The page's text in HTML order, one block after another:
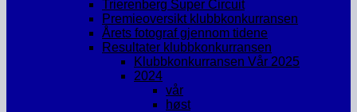
Trierenberg Super Circuit
Premieoversikt klubbkonkurransen
Årets fotograf gjennom tidene
Resultater klubbkonkurransen
Klubbkonkurransen Vår 2025
2024
vår
høst